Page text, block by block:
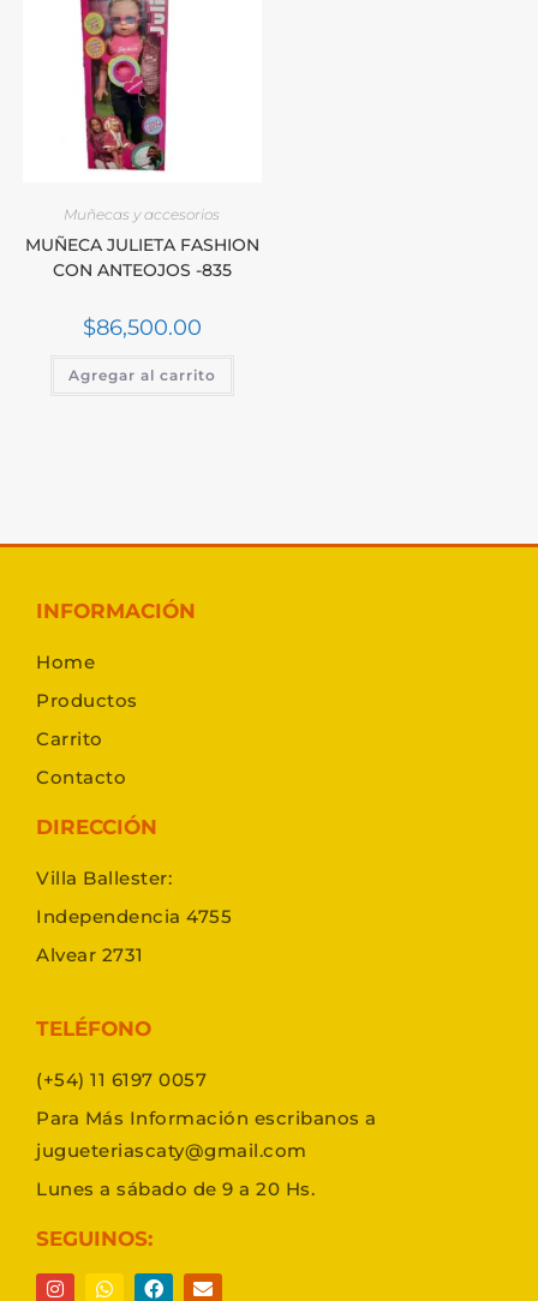
Muñecas y accesorios
MUÑECA JULIETA FASHION
CON ANTEOJOS -835
$86,500.00
Agregar al carrito
INFORMACIÓN
Home
Productos
Carrito
Contacto
DIRECCIÓN
Villa Ballester:
Independencia 4755
Alvear 2731
TELÉFONO
(+54) 11 6197 0057
Para Más Información escribanos a
jugueteriascaty@gmail.com
Lunes a sábado de 9 a 20 Hs.
SEGUINOS: